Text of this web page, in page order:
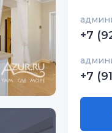
+7
+7